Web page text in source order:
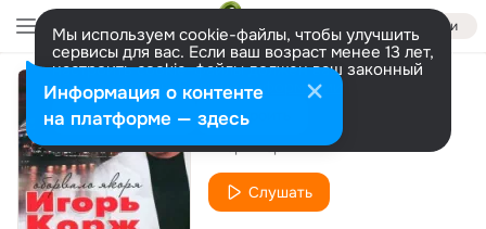
Войти
Мы используем cookie-файлы, чтобы улучшить
сервисы для вас. Если ваш возраст менее 13 лет,
настроить cookie-файлы должен ваш законный
представитель. Больше информации
Разрешить все Настроить
Холода - морозы
Игорь Корж
Слушать
Информация о контенте
на платформе — здесь